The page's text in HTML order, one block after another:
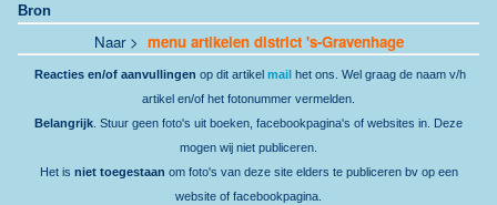
Bron
Naar > menu artikelen district 's-Gravenhage
Reacties en/of aanvullingen op dit artikel mail het ons. Wel graag de naam v/h
artikel en/of het fotonummer vermelden.
Belangrijk . Stuur geen foto's uit boeken, facebookpagina's of websites in. Deze
mogen wij niet publiceren.
Het is niet toegestaan om foto's van deze site elders te publiceren bv op een
website of facebookpagina.